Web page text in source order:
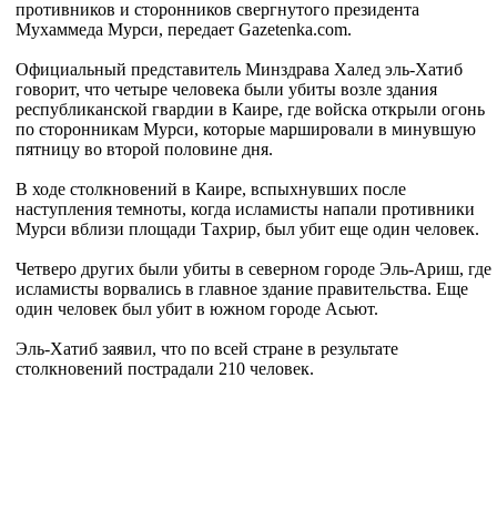
противников и сторонников свергнутого президента
Мухаммеда Мурси, передает Gazetenka.com.
Официальный представитель Минздрава Халед эль-Хатиб
говорит, что четыре человека были убиты возле здания
республиканской гвардии в Каире, где войска открыли огонь
по сторонникам Мурси, которые маршировали в минувшую
пятницу во второй половине дня.
В ходе столкновений в Каире, вспыхнувших после
наступления темноты, когда исламисты напали противники
Мурси вблизи площади Тахрир, был убит еще один человек.
Четверо других были убиты в северном городе Эль-Ариш, где
исламисты ворвались в главное здание правительства. Еще
один человек был убит в южном городе Асьют.
Эль-Хатиб заявил, что по всей стране в результате
столкновений пострадали 210 человек.